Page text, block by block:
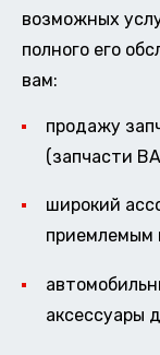
возможных
полного его
вам:
продажу
(запчасти
широкий
приемлемым
аксессуары